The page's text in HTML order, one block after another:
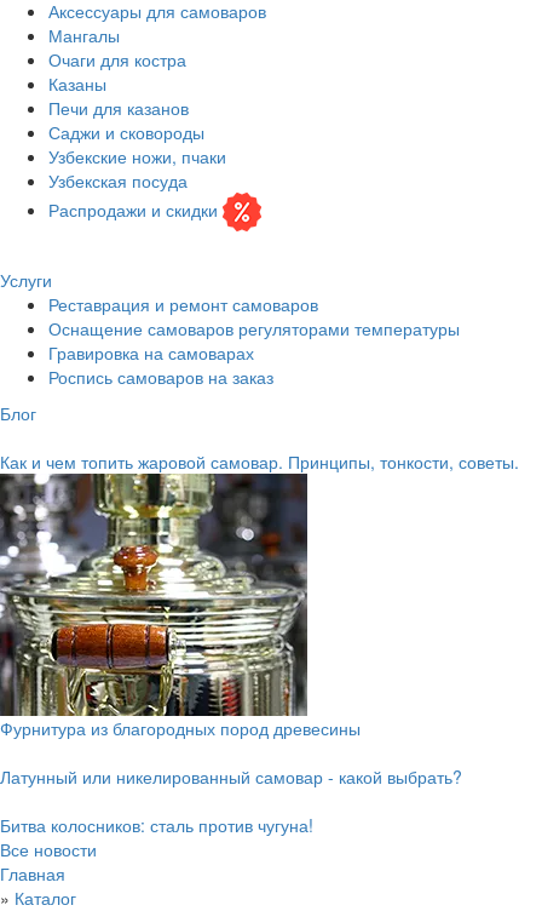
Аксессуары для самоваров
Мангалы
Очаги для костра
Казаны
Печи для казанов
Саджи и сковороды
Узбекские ножи, пчаки
Узбекская посуда
Распродажи и скидки
Услуги
Реставрация и ремонт самоваров
Оснащение самоваров регуляторами температуры
Гравировка на самоварах
Роспись самоваров на заказ
Блог
Как и чем топить жаровой самовар. Принципы, тонкости, советы.
Фурнитура из благородных пород древесины
Латунный или никелированный самовар - какой выбрать?
Битва колосников: сталь против чугуна!
Все новости
Главная
» Каталог